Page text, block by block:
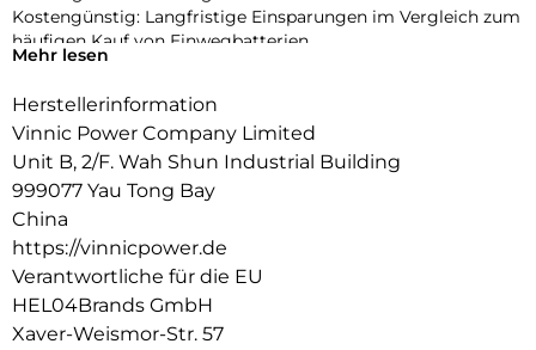
Kostengünstig: Langfristige Einsparungen im Vergleich zum
häufigen Kauf von Einwegbatterien.
Bequemes Laden: Durch das Laden über USB sind keine
Zuverlässige Leistung: Konstante Spannung gewährleistet
einen gleichmäßigen Gerätebetrieb.
Mehr lesen
Herstellerinformation
Vinnic Power Company Limited
Unit B, 2/F. Wah Shun Industrial Building
999077 Yau Tong Bay
China
https://vinnicpower.de
Verantwortliche für die EU
HEL04Brands GmbH
Xaver-Weismor-Str. 57